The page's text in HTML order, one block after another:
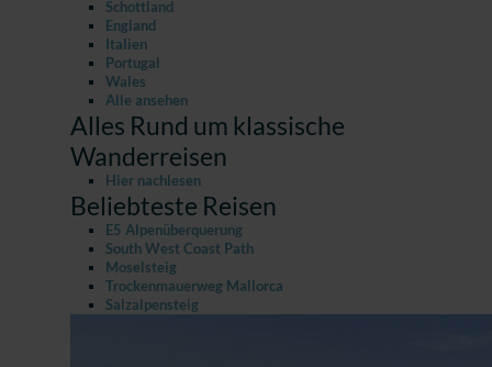
Schottland
England
Italien
Portugal
Wales
Alle ansehen
Alles Rund um klassische
Wanderreisen
Hier nachlesen
Beliebteste Reisen
E5 Alpenüberquerung
South West Coast Path
Moselsteig
Trockenmauerweg Mallorca
Salzalpensteig